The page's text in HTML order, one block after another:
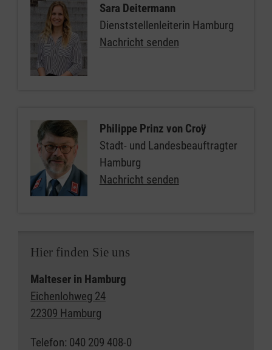
Sara Deitermann
Dienststellenleiterin Hamburg
Nachricht senden
Philippe Prinz von Croÿ
Stadt- und Landesbeauftragter
Hamburg
Nachricht senden
Hier finden Sie uns
Malteser in Hamburg
Eichenlohweg 24
22309 Hamburg
Telefon: 040 209 408-0